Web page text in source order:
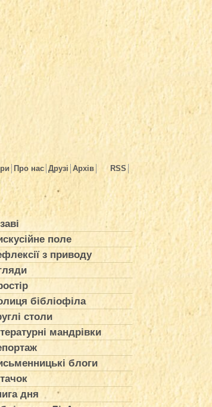
Про нас Друзі Архів RSS
поле
з приводу
бібліофіла
столи
мандрівки
блоги
дня